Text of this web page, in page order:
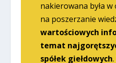
nakierowana była
na poszerzanie
wartościowych
temat
spółek giełdowych